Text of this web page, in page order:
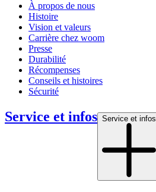
À propos de nous
Histoire
Vision et valeurs
Carrière chez woom
Presse
Durabilité
Récompenses
Conseils et histoires
Sécurité
Service et infos Service et infos